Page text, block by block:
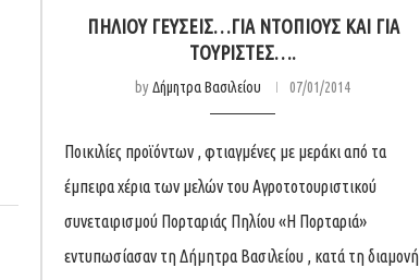
ΠΗΛΊΟΥ ΓΕΎΣΕΙΣ…ΓΙΑ ΝΤΌΠΙΟΥΣ ΚΑΙ ΓΙΑ
ΤΟΥΡΊΣΤΕΣ….
byΔήμητρα Βασιλείου 07/01/2014
Ποικιλίες προϊόντων , φτιαγμένες με μεράκι από τα
έμπειρα χέρια των μελών του Αγροτοτουριστικού
συνεταιρισμού Πορταριάς Πηλίου «Η Πορταριά»
εντυπωσίασαν τη Δήμητρα Βασιλείου , κατά τη διαμονή